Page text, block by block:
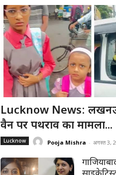
Lucknow News:
वैन पर पथराव का मामला...
Lucknow Pooja Mishra - अगस्त 3,